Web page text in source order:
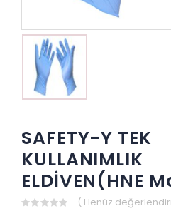
SAFETY-Y TEK
KULLANIMLIK
ELDİVEN(HNE
( Henüz